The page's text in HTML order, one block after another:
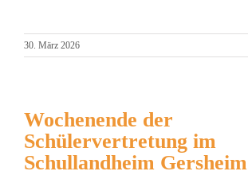
30. März 2026
Wochenende der
Schülervertretung im
Schullandheim Gersheim